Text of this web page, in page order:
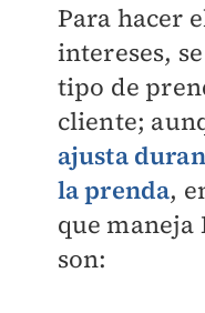
Para hacer
intereses,
tipo de
cliente;
ajusta
la prenda,
que maneja
son: